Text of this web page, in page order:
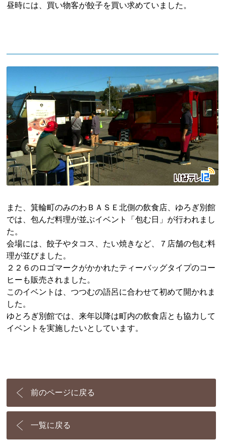
昼時には、買い物客が餃子を買い求めていました。
また、箕輪町のみのわＢＡＳＥ北側の飲食店、ゆろぎ別館
では、包んだ料理が並ぶイベント「包む日」が行われまし
た。
会場には、餃子やタコス、たい焼きなど、７店舗の包む料
理が並びました。
２２６のロゴマークがかかれたティーバッグタイプのコー
ヒーも販売されました。
このイベントは、つつむの語呂に合わせて初めて開かれま
した。
ゆとろぎ別館では、来年以降は町内の飲食店とも協力して
イベントを実施したいとしています。
前のページに戻る
一覧に戻る